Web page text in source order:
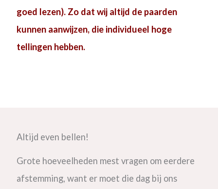
goed lezen). Zo dat wij altijd de paarden
kunnen aanwijzen, die individueel hoge
tellingen hebben.
Altijd even bellen!
Grote hoeveelheden mest vragen om eerdere
afstemming, want er moet die dag bij ons